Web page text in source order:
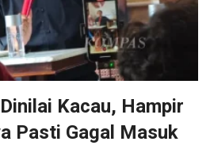
Kacau, Hampir
Pasti Gagal Masuk